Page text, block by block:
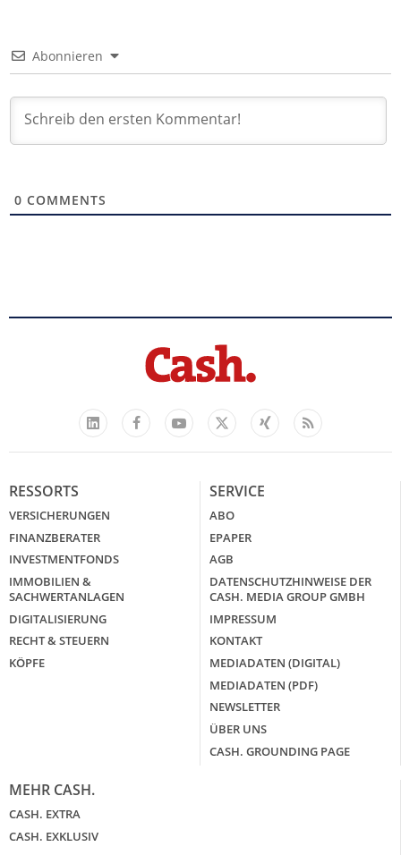
Abonnieren
0 COMMENTS
LinkedIn
FacebookYouTube
X
Xing Feed
RESSORTS
VERSICHERUNGEN
FINANZBERATER
INVESTMENTFONDS
IMMOBILIEN &
SACHWERTANLAGEN
DIGITALISIERUNG
RECHT & STEUERN
KÖPFE
SERVICE
ABO
EPAPER
AGB
DATENSCHUTZHINWEISE DER
CASH. MEDIA GROUP GMBH
IMPRESSUM
KONTAKT
MEDIADATEN (DIGITAL)
MEDIADATEN (PDF)
NEWSLETTER
ÜBER UNS
CASH. GROUNDING PAGE
MEHR CASH.
CASH. EXTRA
CASH. EXKLUSIV